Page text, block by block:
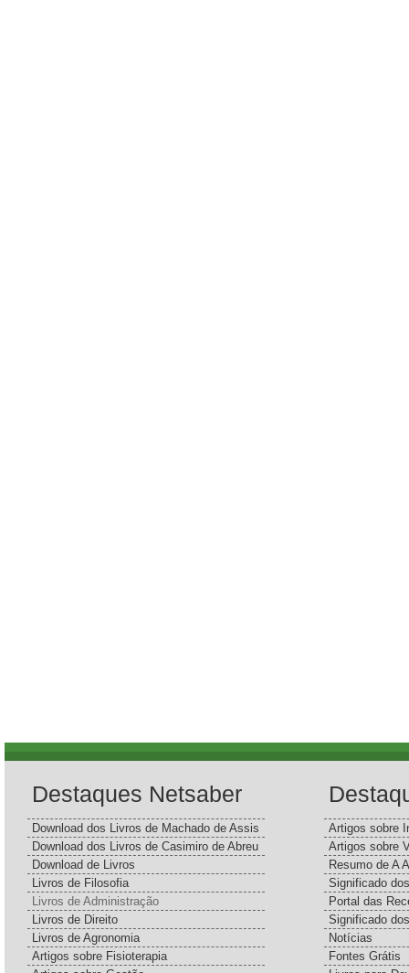
Destaques Netsaber
Download dos Livros de Machado de Assis
Download dos Livros de Casimiro de Abreu
Download de Livros
Livros de Filosofia
Livros de Administração
Livros de Direito
Livros de Agronomia
Artigos sobre Fisioterapia
Artigos sobre
Artigos sobre
Resumo de A
Significado
Portal das
Significado
Notícias
Fontes Grátis